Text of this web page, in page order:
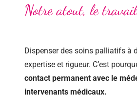
Notre atout, le
Dispenser des soins palliatifs à
expertise et rigueur. C’est
contact permanent avec le
intervenants médicaux.